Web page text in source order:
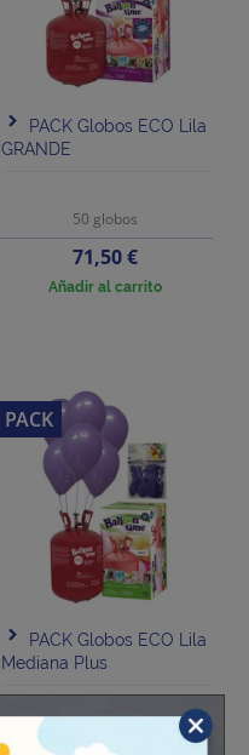
PACK Globos ECO Lila
GRANDE
50 globos
Precio
71,50 €
Añadir al carrito
PACK Globos ECO Lila
Mediana Plus
PACK